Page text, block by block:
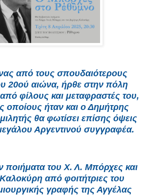
από τους σπουδαιότερους
20ού αιώνα, ήρθε στην πόλη
φίλους και μεταφραστές του,
οποίους ήταν και ο Δημήτρης
θα φωτίσει επίσης όψεις
Αργεντινού συγγραφέα.
ποιήματα του Χ. Λ. Μπόρχες και
από φοιτήτριες του
γραφής της Αγγέλας